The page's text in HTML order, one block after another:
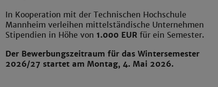
In Kooperation mit der Technischen Hochschule
Mannheim verleihen mittelständische Unternehmen
Stipendien in Höhe von 1.000 EUR für ein Semester.
Der Bewerbungszeitraum für das Wintersemester
2026/27 startet am Montag, 4. Mai 2026.